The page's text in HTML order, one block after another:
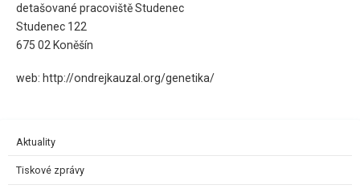
detašované pracoviště Studenec
Studenec 122
675 02 Koněšín
web: http://ondrejkauzal.org/genetika/
Aktuality
Tiskové zprávy